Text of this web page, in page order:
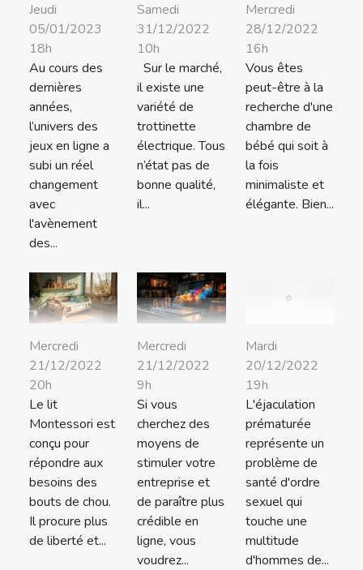
Jeudi
05/01/2023
18h
Au cours des
dernières
années,
l’univers des
jeux en ligne a
subi un réel
changement
avec
l'avènement
des...
Samedi
31/12/2022
10h
Sur le marché,
il existe une
variété de
trottinette
électrique. Tous
n’état pas de
bonne qualité,
il...
Mercredi
28/12/2022
16h
Vous êtes
peut-être à la
recherche d'une
chambre de
bébé qui soit à
la fois
minimaliste et
élégante. Bien...
Mercredi
21/12/2022
20h
Le lit
Montessori est
conçu pour
répondre aux
besoins des
bouts de chou.
Il procure plus
de liberté et...
Mercredi
21/12/2022
9h
Si vous
cherchez des
moyens de
stimuler votre
entreprise et
de paraître plus
crédible en
ligne, vous
voudrez...
Mardi
20/12/2022
19h
L'éjaculation
prématurée
représente un
problème de
santé d'ordre
sexuel qui
touche une
multitude
d'hommes de...